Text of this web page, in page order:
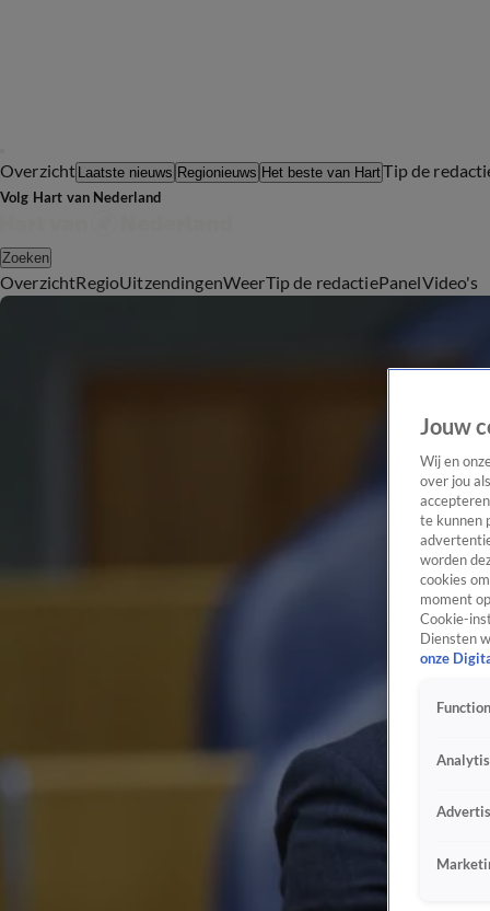
Overzicht Laatste nieuws Regionieuws Het beste van HartTip de
Volg Hart van Nederland
Zoeken
OverzichtRegioUitzendingenWeerTip de redactiePanelVideo's
Jouw
Wij en
over jou
te kunnen
worden
cookies
moment
Cookie-
Diensten
onze